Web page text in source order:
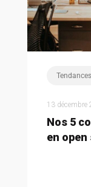
bien travailler